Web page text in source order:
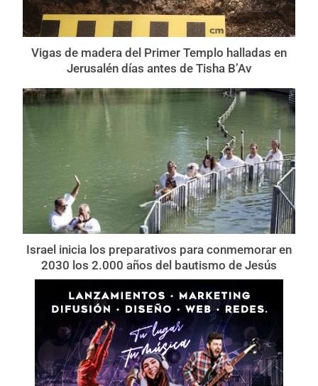
Vigas de madera del Primer Templo halladas en
Jerusalén días antes de Tisha B’Av
Israel inicia los preparativos para conmemorar en
2030 los 2.000 años del bautismo de Jesús